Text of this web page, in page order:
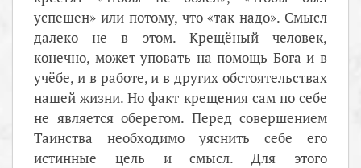
успешен» или потому, что «так надо». Смысл
далеко не в этом. Крещёный человек,
конечно, может уповать на помощь Бога и в
учёбе, и в работе, и в других обстоятельствах
нашей жизни. Но факт крещения сам по себе
не является оберегом. Перед совершением
Таинства необходимо уяснить себе его
истинные цель и смысл. Для этого